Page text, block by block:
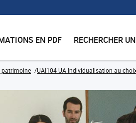
EN PDF RECHERCHER
patrimoine UAI104 UA Individualisation au